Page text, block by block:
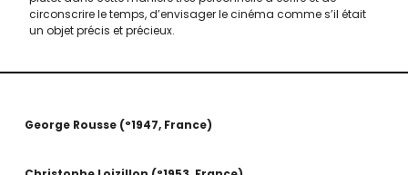
circonscrire le temps, d’envisager le cinéma comme s’il était
un objet précis et précieux.
George Rousse °1947 France